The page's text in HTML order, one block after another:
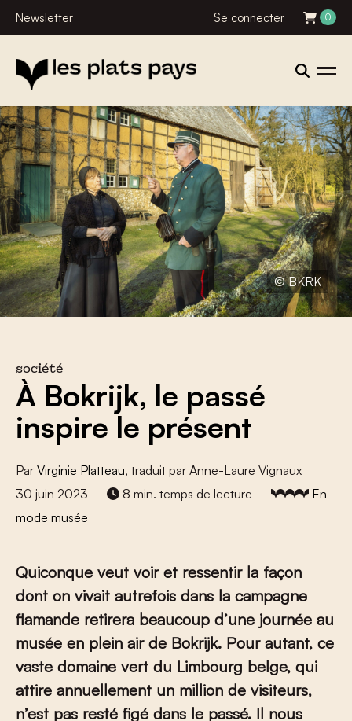
Newsletter Se connecter 0
© BKRK
société
À Bokrijk, le passé
inspire le présent
Par Virginie Platteau, traduit par Anne-Laure Vignaux
30 juin 2023
8 min. temps de lecture
En
mode musée
Quiconque veut voir et ressentir la façon
dont on vivait autrefois dans la campagne
flamande retirera beaucoup d’une journée au
musée en plein air de Bokrijk. Pour autant, ce
vaste domaine vert du Limbourg belge, qui
attire annuellement un million de visiteurs,
n’est pas resté figé dans le passé. Il nous